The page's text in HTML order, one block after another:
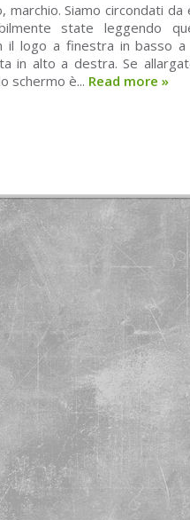
marchio. Siamo circondati
state leggendo
il logo a finestra in basso a
in alto a destra. Se
schermo è... Read more »